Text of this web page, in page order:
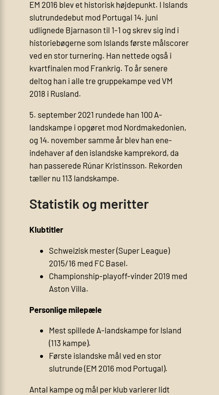
EM 2016 blev et historisk højdepunkt. I Islands
slutrundedebut mod Portugal 14. juni
udlignede Bjarnason til 1-1 og skrev sig ind i
historiebøgerne som Islands første målscorer
ved en stor turnering. Han nettede også i
kvartfinalen mod Frankrig. To år senere
deltog han i alle tre gruppekampe ved VM
2018 i Rusland.
5. september 2021 rundede han 100 A-
landskampe i opgøret mod Nordmakedonien,
og 14. november samme år blev han ene­
indehaver af den islandske kamprekord, da
han passerede Rúnar Kristinsson. Rekorden
tæller nu 113 landskampe.
Statistik og meritter
Klubtitler
Schweizisk mester (Super League)
2015/16 med FC Basel.
Championship-playoff-vinder 2019 med
Aston Villa.
Personlige milepæle
Mest spillede A-landskampe for Island
(113 kampe).
Første islandske mål ved en stor
slutrunde (EM 2016 mod Portugal).
Antal kampe og mål per klub varierer lidt